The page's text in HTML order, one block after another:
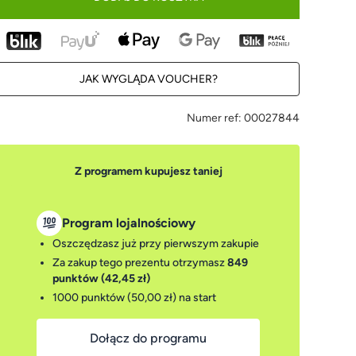
JAK WYGLĄDA VOUCHER?
Numer ref: 00027844
Z programem kupujesz taniej
Program lojalnościowy
Oszczędzasz już przy pierwszym zakupie
Za zakup tego prezentu otrzymasz849
punktów (42,45 zł)
1000 punktów (50,00 zł) na start
Dołącz do programu